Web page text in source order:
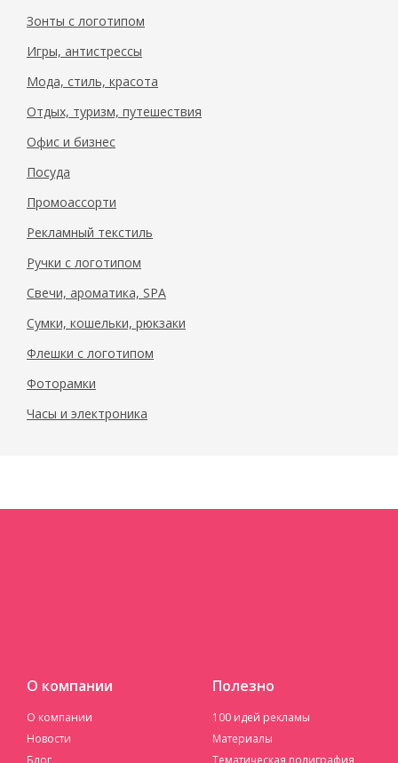
Зонты с логотипом
Игры, антистрессы
Мода, стиль, красота
Отдых, туризм, путешествия
Офис и бизнес
Посуда
Промоассорти
Рекламный текстиль
Ручки с логотипом
Свечи, ароматика, SPA
Сумки, кошельки, рюкзаки
Флешки с логотипом
Фоторамки
Часы и электроника
О компании
О компании
Новости
Блог
Полезно
100 идей рекламы
Материалы
Тематическая полиграфия